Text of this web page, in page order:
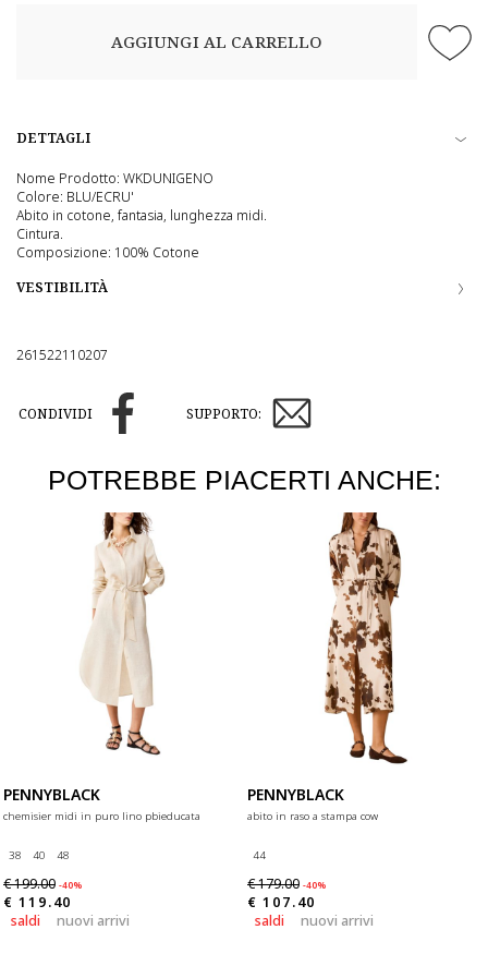
AGGIUNGI AL CARRELLO
DETTAGLI
Nome Prodotto: WKDUNIGENO
Colore: BLU/ECRU'
Abito in cotone, fantasia, lunghezza midi.
Cintura.
Composizione: 100% Cotone
VESTIBILITÀ
261522110207
CONDIVIDI SUPPORTO:
POTREBBE PIACERTI ANCHE:
saldi nuovi arrivi
PENNYBLACK
chemisier midi in puro lino pbieducata
38 40 48
€ 199.00 -40%
€ 119.40
saldi
nuovi arrivi
PENNYBLACK
abito in raso a stampa cow
44
€ 179.00 -40%
€ 107.40